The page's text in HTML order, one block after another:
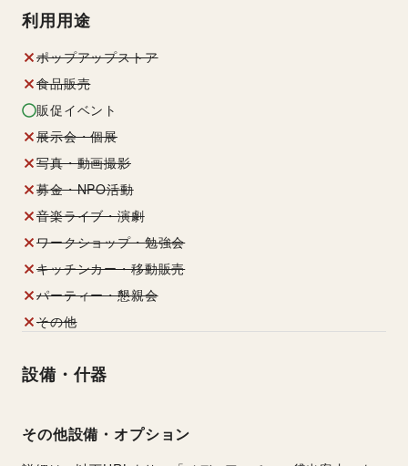
利用用途
ポップアップストア
食品販売
販促イベント
展示会・個展
写真・動画撮影
募金・NPO活動
音楽ライブ・演劇
ワークショップ・勉強会
キッチンカー・移動販売
パーティー・懇親会
その他
設備・什器
その他設備・オプション